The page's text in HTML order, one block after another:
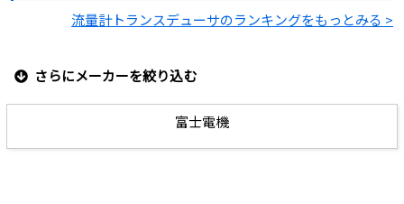
見積もりする
流量計トランスデューサのランキングをもっとみる >
さらにメーカーを絞り込む
富士電機